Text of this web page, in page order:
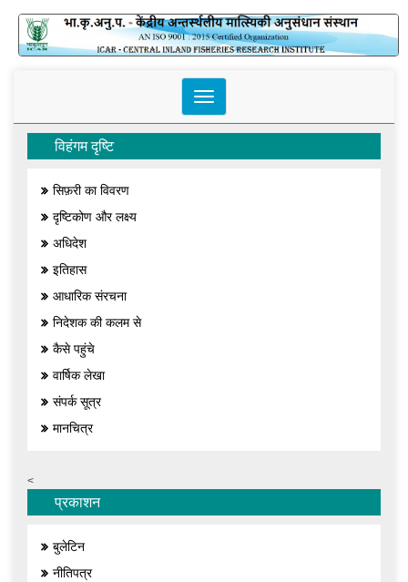
Toggle
navigation
विहंगम दृष्टि
सिफ़री का विवरण
दृष्टिकोण और लक्ष्य
अधिदेश
इतिहास
आधारिक संरचना
निदेशक की कलम से
कैसे पहुंचे
वार्षिक लेखा
संपर्क सूत्र
मानचित्र
<
प्रकाशन
बुलेटिन
नीतिपत्र